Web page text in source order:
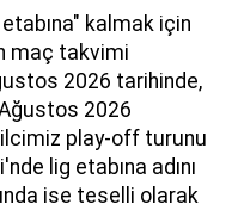
kalmak için
maç takvimi
2026 tarihinde,
2026
play-off turunu
lig etabına adını
ise teselli olarak